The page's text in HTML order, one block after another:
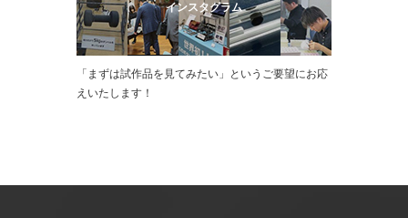
インスタグラム
「まずは試作品を⾒てみたい」というご要望にお応
えいたします！